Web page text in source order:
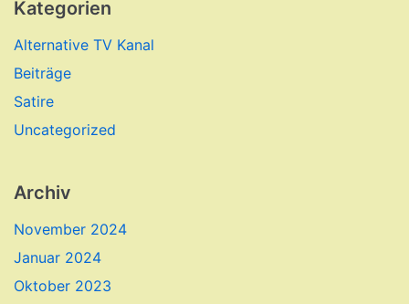
Kategorien
Alternative TV Kanal
Beiträge
Satire
Uncategorized
Archiv
November 2024
Januar 2024
Oktober 2023